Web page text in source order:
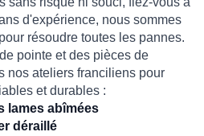
d'expérience, nous sommes
résoudre toutes les pannes.
pointe et des pièces de
nos ateliers franciliens pour
et durables :
lames abîmées
déraillé